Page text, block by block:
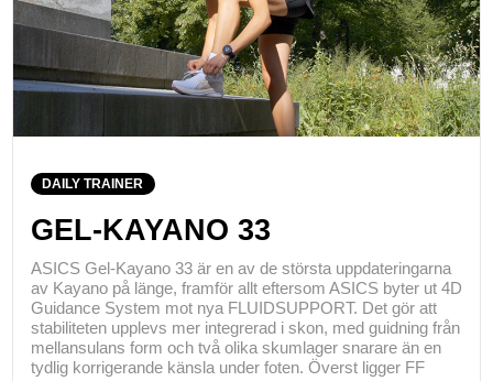
DAILY TRAINER
GEL-KAYANO 33
ASICS Gel-Kayano 33 är en av de största uppdateringarna
av Kayano på länge, framför allt eftersom ASICS byter ut 4D
Guidance System mot nya FLUIDSUPPORT. Det gör att
stabiliteten upplevs mer integrerad i skon, med guidning från
mellansulans form och två olika skumlager snarare än en
tydlig korrigerande känsla under foten. Överst ligger FF